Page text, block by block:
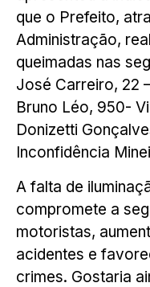
que o Prefeito,
Administração,
queimadas nas
José Carreiro, 22
Bruno Léo, 950-
Donizetti
Inconfidência
A falta de
compromete a
motoristas,
acidentes e
crimes. Gostaria